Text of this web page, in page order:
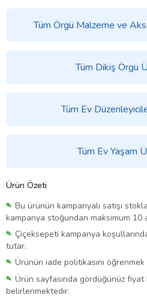
Tüm Örgü Malzeme ve
Tüm Dikiş Örgü
Tüm Ev
Tüm Ev Yaşam
Ürün Özeti
Bu ürünün kampanyalı satışı
kampanya stoğundan maksimum 10
Çiçeksepeti kampanya
tutar.
Ürünün iade politikasını öğrenmek
Ürün sayfasında gördüğünüz fiyat
belirlenmektedir.